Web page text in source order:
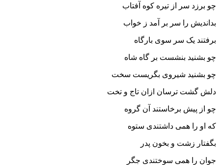
چو برزد سر از تیره کوه آفتاب
بداندیش را سر بر آمد ز خواب‏
برفتند یک سر سوى بارگاه
چو بشنید بنشست بر گاه شاه‏
چو بشنید شیروى بگریست سخت
دلش گشت ترسان ازان تاج و تخت‏
چو از پیش برخاستند آن گروه
که او را همى داشتندى ستوه‏
بگفتار زشت و بخون پدر
جوان را همى سوختندى جگر